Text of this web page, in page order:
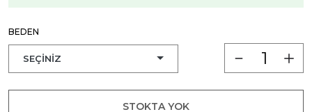
BEDEN
STOKTA YOK